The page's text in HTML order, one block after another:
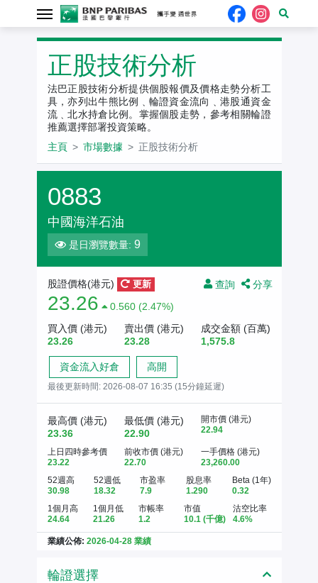
正股技術分析
法巴正股技術分析提供個股報價及價格走勢分析工
具，亦列出牛熊比例﹑輪證資金流向﹑港股通資金
流﹑北水持倉比例。掌握個股走勢，參考相關輪證
推薦選擇部署投資策略。
主頁
市場數據 正股技術分析
0883
中國海洋石油
是日瀏覽數量: 9
查詢 分享
股證價格(港元) 更新
23.26
0.560 (2.47%)
買入價 (港元)
23.26
賣出價 (港元)
23.28
成交金額 (百萬)
1,575.8
資金流入好倉 高開
最後更新時間: 2026-08-07 16:35 (15分鐘延遲)
最高價 (港元)
23.36
最低價 (港元)
22.90
開市價 (港元)
22.94
上日四時參考價
23.22
前收市價 (港元)
22.70
一手價格 (港元)
23,260.00
52週高
30.98
52週低
18.32
市盈率
7.9
股息率
1.290
Beta (1年)
0.32
1個月高
24.64
1個月低
21.26
市帳率
1.2
市值
10.1 (千億)
沽空比率
4.6%
業績公佈: 2026-04-28 業績
輪證選擇